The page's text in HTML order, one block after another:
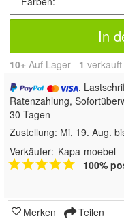
In
10+ Auf Lager 1 verkauft
,
Ratenzahlung,
30 Tagen
Zustellung: Mi, 19. Aug.
Verkäufer: Kapa-moebel
100%
Merken Teilen